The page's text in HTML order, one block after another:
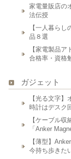
家電量販店の
法伝授
【一人暮ら
品８選
【家電製品
合格率・資格
ガジェット
【光る文字
時計はデスク
【ケーブル
「Anker
【薄型】
今持ち歩きた